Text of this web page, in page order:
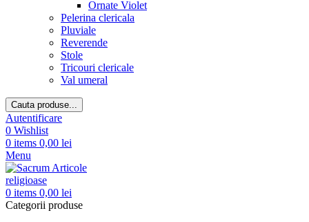
Ornate Violet
Pelerina clericala
Pluviale
Reverende
Stole
Tricouri clericale
Val umeral
Cauta produse...
Autentificare
0 Wishlist
0 items 0,00 lei
Menu
0 items 0,00 lei
Categorii produse